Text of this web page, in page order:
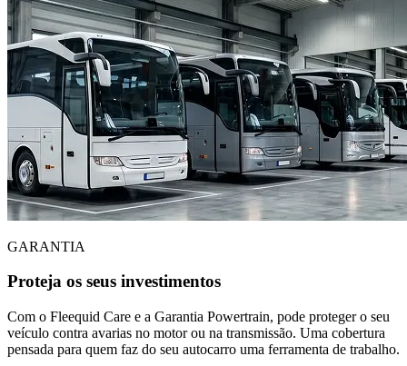
GARANTIA
Proteja os seus investimentos
Com o Fleequid Care e a Garantia Powertrain, pode proteger o seu
veículo contra avarias no motor ou na transmissão. Uma cobertura
pensada para quem faz do seu autocarro uma ferramenta de trabalho.